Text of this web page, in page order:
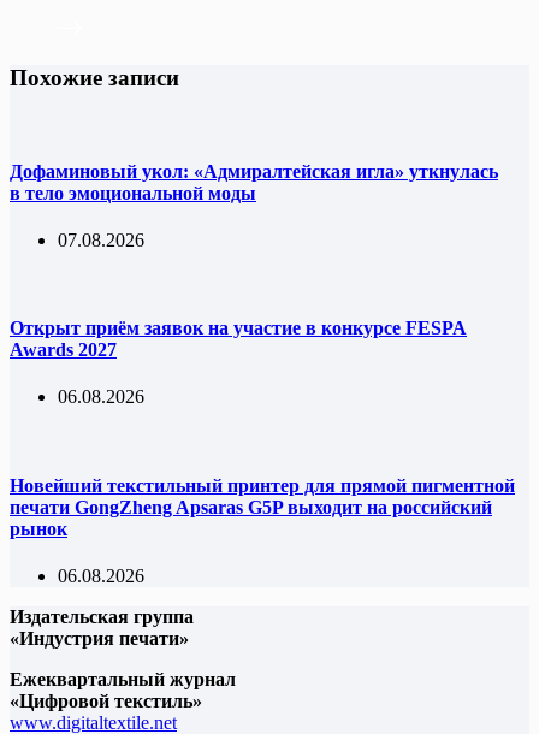
Похожие записи
Дофаминовый укол: «Адмиралтейская игла» уткнулась
в тело эмоциональной моды
07.08.2026
Открыт приём заявок на участие в конкурсе FESPA
Awards 2027
06.08.2026
Новейший текстильный принтер для прямой пигментной
печати GongZheng Apsaras G5P выходит на российский
рынок
06.08.2026
Издательская группа
«Индустрия печати»
Ежеквартальный журнал
«Цифровой текстиль»
www.digitaltextile.net